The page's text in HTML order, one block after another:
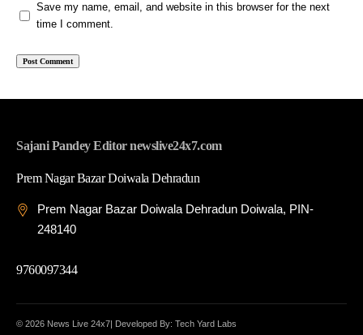
Save my name, email, and website in this browser for the next
time I comment.
Sajani Pandey Editor newslive24x7.com
Prem Nagar Bazar Doiwala Dehradun
Prem Nagar Bazar Doiwala Dehradun Doiwala, PIN-
248140
9760097344
© 2026 News Live 24x7| Developed By: Tech Yard Labs